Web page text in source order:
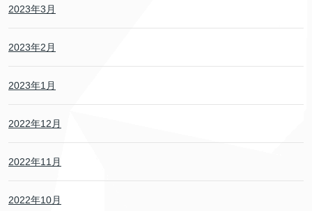
2023年3月
2023年2月
2023年1月
2022年12月
2022年11月
2022年10月